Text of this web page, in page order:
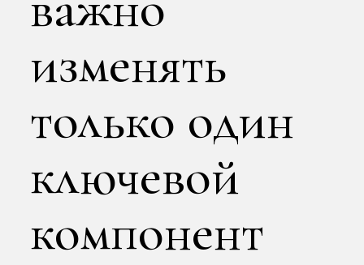
изменять
только один
ключевой
компонент